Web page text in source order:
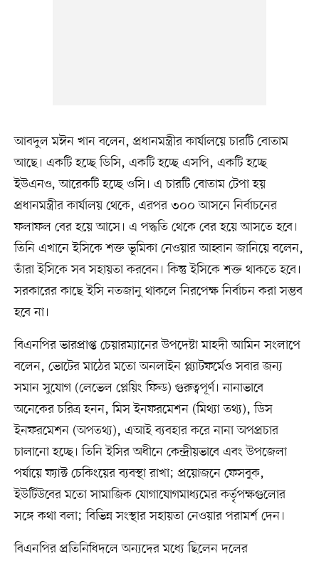
আবদুল মঈন খান বলেন, প্রধানমন্ত্রীর কার্যালয়ে চারটি বোতাম
আছে। একটি হচ্ছে ডিসি, একটি হচ্ছে এসপি, একটি হচ্ছে
ইউএনও, আরেকটি হচ্ছে ওসি। এ চারটি বোতাম টেপা হয়
প্রধানমন্ত্রীর কার্যালয় থেকে, এরপর ৩০০ আসনে নির্বাচনের
ফলাফল বের হয়ে আসে। এ পদ্ধতি থেকে বের হয়ে আসতে হবে।
তিনি এখানে ইসিকে শক্ত ভূমিকা নেওয়ার আহ্বান জানিয়ে বলেন,
তাঁরা ইসিকে সব সহায়তা করবেন। কিন্তু ইসিকে শক্ত থাকতে হবে।
সরকারের কাছে ইসি নতজানু থাকলে নিরপেক্ষ নির্বাচন করা সম্ভব
হবে না।
বিএনপির ভারপ্রাপ্ত চেয়ারম্যানের উপদেষ্টা মাহদী আমিন সংলাপে
বলেন, ভোটের মাঠের মতো অনলাইন প্ল্যাটফর্মেও সবার জন্য
সমান সুযোগ (লেভেল প্লেয়িং ফিল্ড) গুরুত্বপূর্ণ। নানাভাবে
অনেকের চরিত্র হনন, মিস ইনফরমেশন (মিথ্যা তথ্য), ডিস
ইনফরমেশন (অপতথ্য), এআই ব্যবহার করে নানা অপপ্রচার
চালানো হচ্ছে। তিনি ইসির অধীনে কেন্দ্রীয়ভাবে এবং উপজেলা
পর্যায়ে ফ্যাক্ট চেকিংয়ের ব্যবস্থা রাখা; প্রয়োজনে ফেসবুক,
ইউটিউবের মতো সামাজিক যোগাযোগমাধ্যমের কর্তৃপক্ষগুলোর
সঙ্গে কথা বলা; বিভিন্ন সংস্থার সহায়তা নেওয়ার পরামর্শ দেন।
বিএনপির প্রতিনিধিদলে অন্যদের মধ্যে ছিলেন দলের